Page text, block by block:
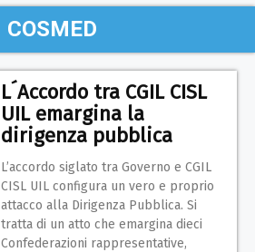
COSMED
L´Accordo tra CGIL CISL
UIL emargina la
dirigenza pubblica
L’accordo siglato tra Governo e CGIL
CISL UIL configura un vero e proprio
attacco alla Dirigenza Pubblica. Si
tratta di un atto che emargina dieci
Confederazioni rappresentative,